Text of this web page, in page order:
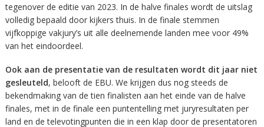
tegenover de editie van 2023. In de halve finales wordt de uitslag
volledig bepaald door kijkers thuis. In de finale stemmen
vijfkoppige vakjury’s uit alle deelnemende landen mee voor 49%
van het eindoordeel.
Ook aan de presentatie van de resultaten wordt dit jaar niet
gesleuteld, belooft de EBU. We krijgen dus nog steeds de
bekendmaking van de tien finalisten aan het einde van de halve
finales, met in de finale een puntentelling met juryresultaten per
land en de televotingpunten die in een klap door de presentatoren